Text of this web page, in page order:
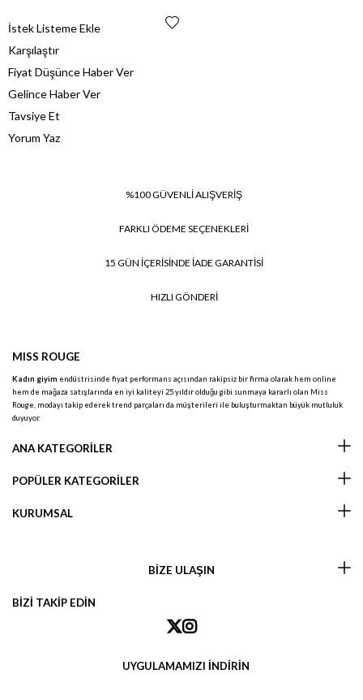
İstek Listeme Ekle
Karşılaştır
Fiyat Düşünce Haber Ver
Gelince Haber Ver
Tavsiye Et
Yorum Yaz
%100 GÜVENLİ ALIŞVERİŞ
FARKLI ÖDEME SEÇENEKLERİ
15 GÜN İÇERİSİNDE İADE GARANTİSİ
HIZLI GÖNDERİ
MISS ROUGE
Kadın giyim endüstrisinde fiyat performans açısından rakipsiz bir firma olarak hem online
hem de mağaza satışlarında en iyi kaliteyi 25 yıldır olduğu gibi sunmaya kararlı olan Miss
Rouge, modayı takip ederek trend parçaları da müşterileri ile buluşturmaktan büyük mutluluk
duyuyor.
ANA KATEGORİLER
POPÜLER KATEGORİLER
KURUMSAL
BİZE ULAŞIN
BİZİ TAKİP EDİN
UYGULAMAMIZI İNDİRİN